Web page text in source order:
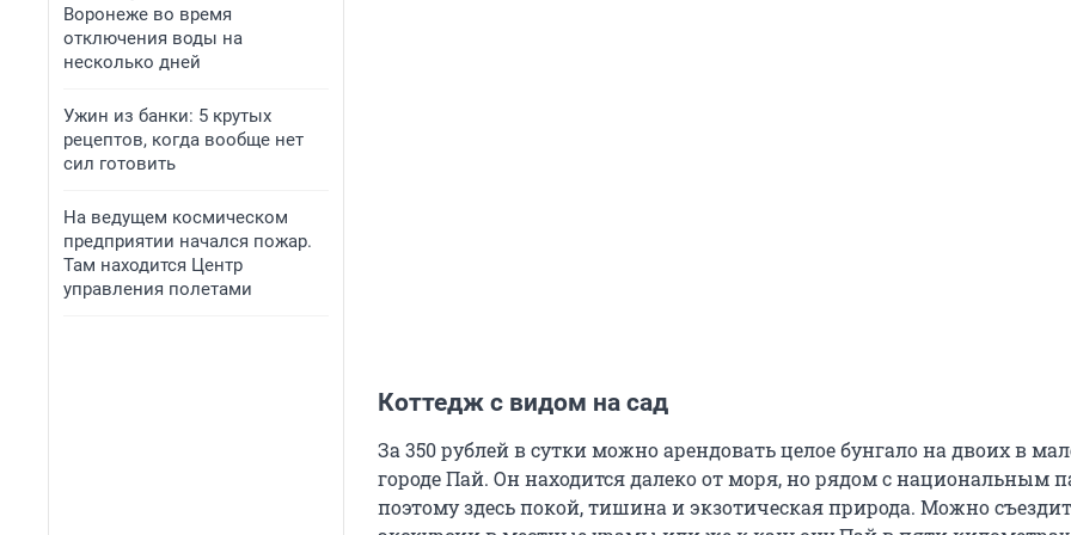
Воронеже во время
отключения воды на
несколько дней
Ужин из банки: 5 крутых
рецептов, когда вообще нет
сил готовить
На ведущем космическом
предприятии начался пожар.
Там находится Центр
управления полетами
Коттедж с видом на сад
За 350 рублей в сутки можно арендовать целое бунгало на двоих в
городе Пай. Он находится далеко от моря, но рядом с национальным
поэтому здесь покой, тишина и экзотическая природа. Можно